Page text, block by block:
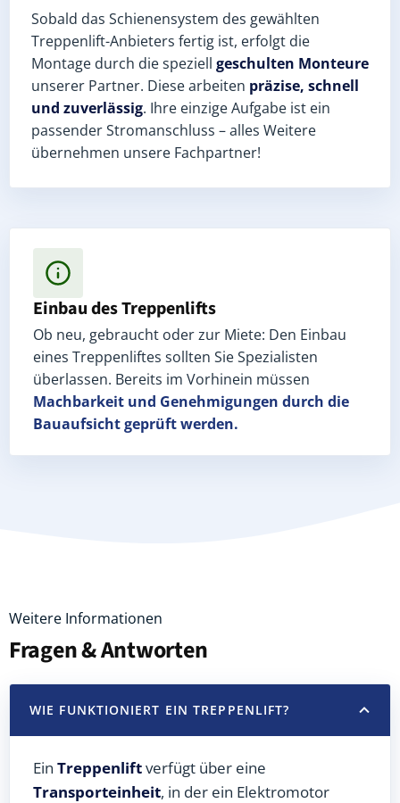
Sobald das Schienensystem des gewählten
Treppenlift-Anbieters fertig ist, erfolgt die
Montage durch die speziell geschulten Monteure
unserer Partner. Diese arbeiten präzise, schnell
und zuverlässig. Ihre einzige Aufgabe ist ein
passender Stromanschluss – alles Weitere
übernehmen unsere Fachpartner!
Einbau des Treppenlifts
Ob neu, gebraucht oder zur Miete: Den Einbau
eines Treppenliftes sollten Sie Spezialisten
überlassen. Bereits im Vorhinein müssen
Machbarkeit und Genehmigungen durch die
Bauaufsicht geprüft werden.
Weitere Informationen
Fragen & Antworten
WIE FUNKTIONIERT EIN TREPPENLIFT?
Ein Treppenliftverfügt über eine
Transporteinheit, in der ein Elektromotor